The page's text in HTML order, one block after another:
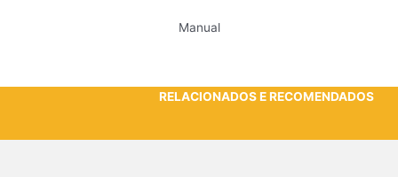
Manual
RELACIONADOS E RECOMENDADOS